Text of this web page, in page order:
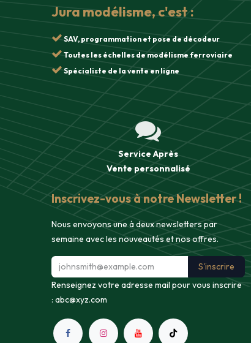
Service Après
Ventepersonnalisé
Inscrivez-vous à notre Newsletter !
Nous envoyons une à deux newsletters par
semaine avec les nouveautés et nos offres.
S'inscrire
Renseignez votre adresse mail pour vous inscrire
: abc@xyz.com
Jura modélisme, c'est :
SAV, programmation et pose de décodeur
Toutes les échelles de modélisme ferroviaire
Spécialiste de la vente en ligne